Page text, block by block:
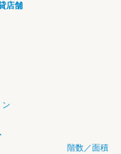
店舗
ン
階数／面積